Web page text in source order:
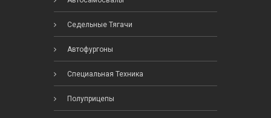
Седельные Тягачи
Автофургоны
Специальная Техника
Полуприцепы